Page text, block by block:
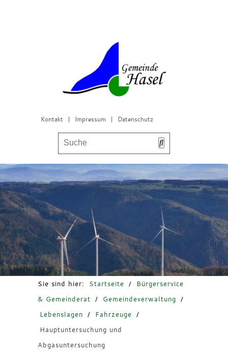
Kontakt | Impressum | Datenschutz
Bürgerservice & Gemeinderat
Leben in Hasel
Freizeit & Tourismus
Sie sind hier: Startseite /
Bürgerservice
& Gemeinderat
/ Gemeindeverwaltung
/
Lebenslagen
/ Fahrzeuge
/
Hauptuntersuchung und
Abgasuntersuchung